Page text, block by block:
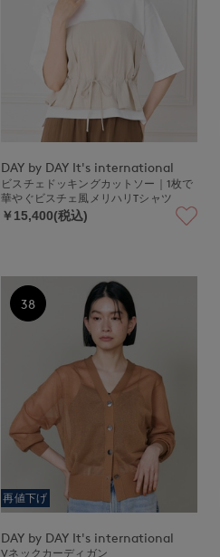
DAY by DAY It's international
ビスチェドッキングカットソー｜1枚で
華やぐビスチェ風メリハリTシャツ
￥15,400(税込)
再値下げ
DAY by DAY It's international
Vネックカーディガン
38